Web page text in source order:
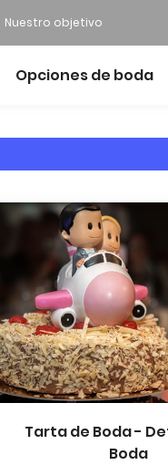
Nuestro objetivo
Opciones de boda
Tarta de Boda -
Boda